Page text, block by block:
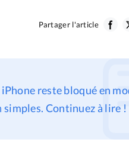
Partager l'article
reste bloqué en
Continuez à lire !